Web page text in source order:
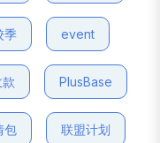
季 event
PlusBase
包 联盟计划